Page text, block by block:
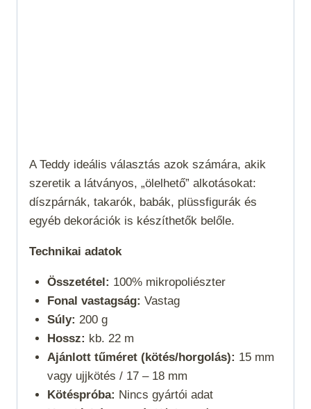
A Teddy ideális választás azok számára, akik
szeretik a látványos, „ölelhető” alkotásokat:
díszpárnák, takarók, babák, plüssfigurák és
egyéb dekorációk is készíthetők belőle.
Technikai adatok
Összetétel: 100% mikropoliészter
Fonal vastagság: Vastag
Súly: 200 g
Hossz: kb. 22 m
Ajánlott tűméret (kötés/horgolás): 15 mm
vagy ujjkötés / 17 – 18 mm
Kötéspróba: Nincs gyártói adat